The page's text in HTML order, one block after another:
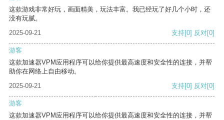
这款游戏非常好玩，画面精美，玩法丰富。我已经玩了好几个小时，还
没有玩腻。
2025-09-21
支持[0] 反对[0]
游客
这款加速器VPM应用程序可以给你提供最高速度和安全性的连接，并帮
助你在网络上自由移动。
2025-09-21
支持[0] 反对[0]
游客
这款加速器VPM应用程序可以给你提供最高速度和安全性的连接，并帮